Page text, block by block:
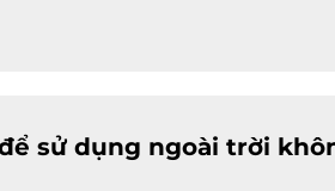
sử dụng ngoài trời